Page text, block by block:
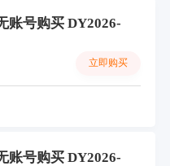
账号购买 DY2026-
立即购买
账号购买 DY2026-